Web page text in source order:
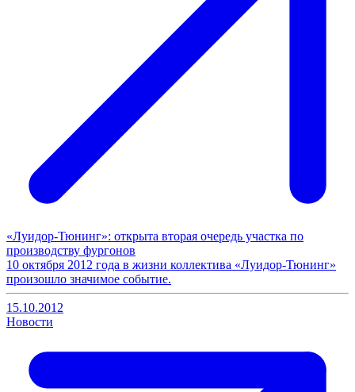
«Луидор-Тюнинг»: открыта вторая очередь участка по
производству фургонов
10 октября 2012 года в жизни коллектива «Луидор-Тюнинг»
произошло значимое событие.
15.10.2012
Новости